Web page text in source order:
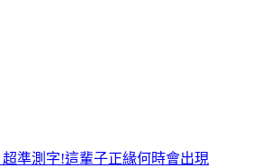
超準測字!這輩子正緣何時會出現